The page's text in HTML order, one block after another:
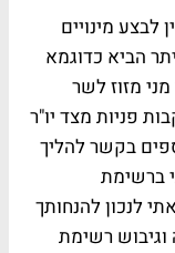
מינויים
הביא כדוגמא
מזוז לשר
בדצמבר 2009: "בעקבות פניות מצד יו"ר
בקשר להליך
ברשימת
לנכון להנחותך
וגיבוש רשימת